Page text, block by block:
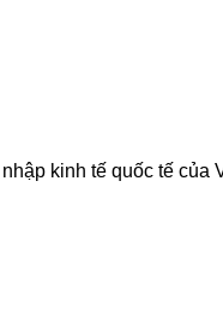
kinh tế quốc tế của